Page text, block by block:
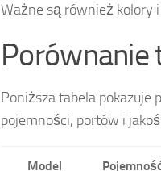
Ważne są również kolory
Porównanie
Poniższa tabela
pojemności, portów i
Model